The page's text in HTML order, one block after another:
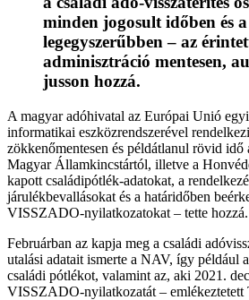
minden jogosult időben és
legegyszerűbben – az
adminisztráció mentesen,
jusson hozzá.
A magyar adóhivatal az Európai Unió
informatikai eszközrendszerével
zökkenőmentesen és példátlanul rövid idő
Magyar Államkincstártól, illetve a
kapott családipótlék-adatokat, a
járulékbevallásokat és a határidőben
VISSZADO-nyilatkozatokat – tette hozzá.
Februárban az kapja meg a családi
utalási adatait ismerte a NAV, így például
családi pótlékot, valamint az, aki 2021.
VISSZADO-nyilatkozatát – emlékeztetett